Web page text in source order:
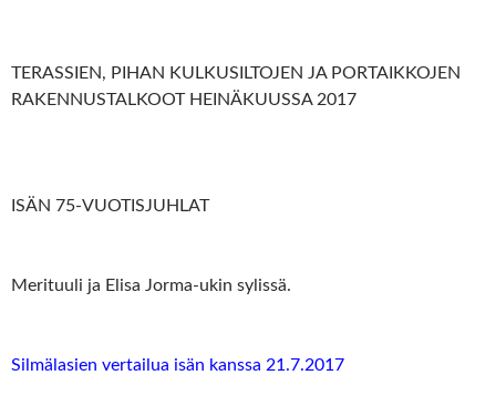
TERASSIEN, PIHAN KULKUSILTOJEN JA PORTAIKKOJEN
RAKENNUSTALKOOT HEINÄKUUSSA 2017
ISÄN 75-VUOTISJUHLAT
Merituuli ja Elisa Jorma-ukin sylissä.
Silmälasien vertailua isän kanssa 21.7.2017